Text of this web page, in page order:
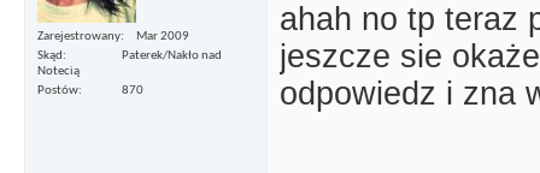
Zarejestrowany
Mar 2009
Skąd
Paterek/Nakło nad
Notecią
Postów
870
ahah no tp teraz
jeszcze sie
odpowiedz i zna